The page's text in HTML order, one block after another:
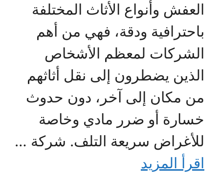
العفش وأنواع الأثاث المختلفة
باحترافية ودقة، فهي من أهم
الشركات لمعظم الأشخاص
الذين يضطرون إلى نقل أثاثهم
من مكان إلى آخر، دون حدوث
خسارة أو ضرر مادي وخاصة
للأغراض سريعة التلف. شركة …
اقرأ المزيد